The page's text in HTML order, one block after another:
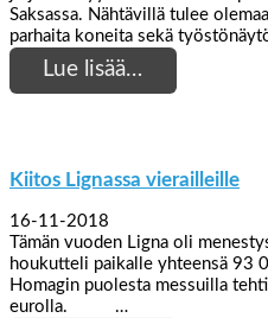
Saksassa. Nähtävillä tulee
parhaita koneita sekä
Lue lisää…
Kiitos Lignassa vierailleille
16-11-2018
Tämän vuoden Ligna oli
houkutteli paikalle yhteensä 93
Homagin puolesta messuilla
eurolla. …